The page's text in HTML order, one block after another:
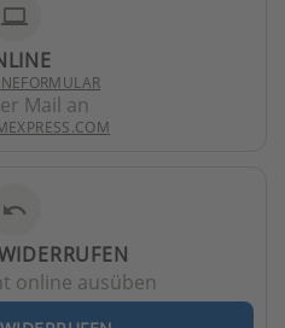
laptop
Mail an
undo
online ausüben